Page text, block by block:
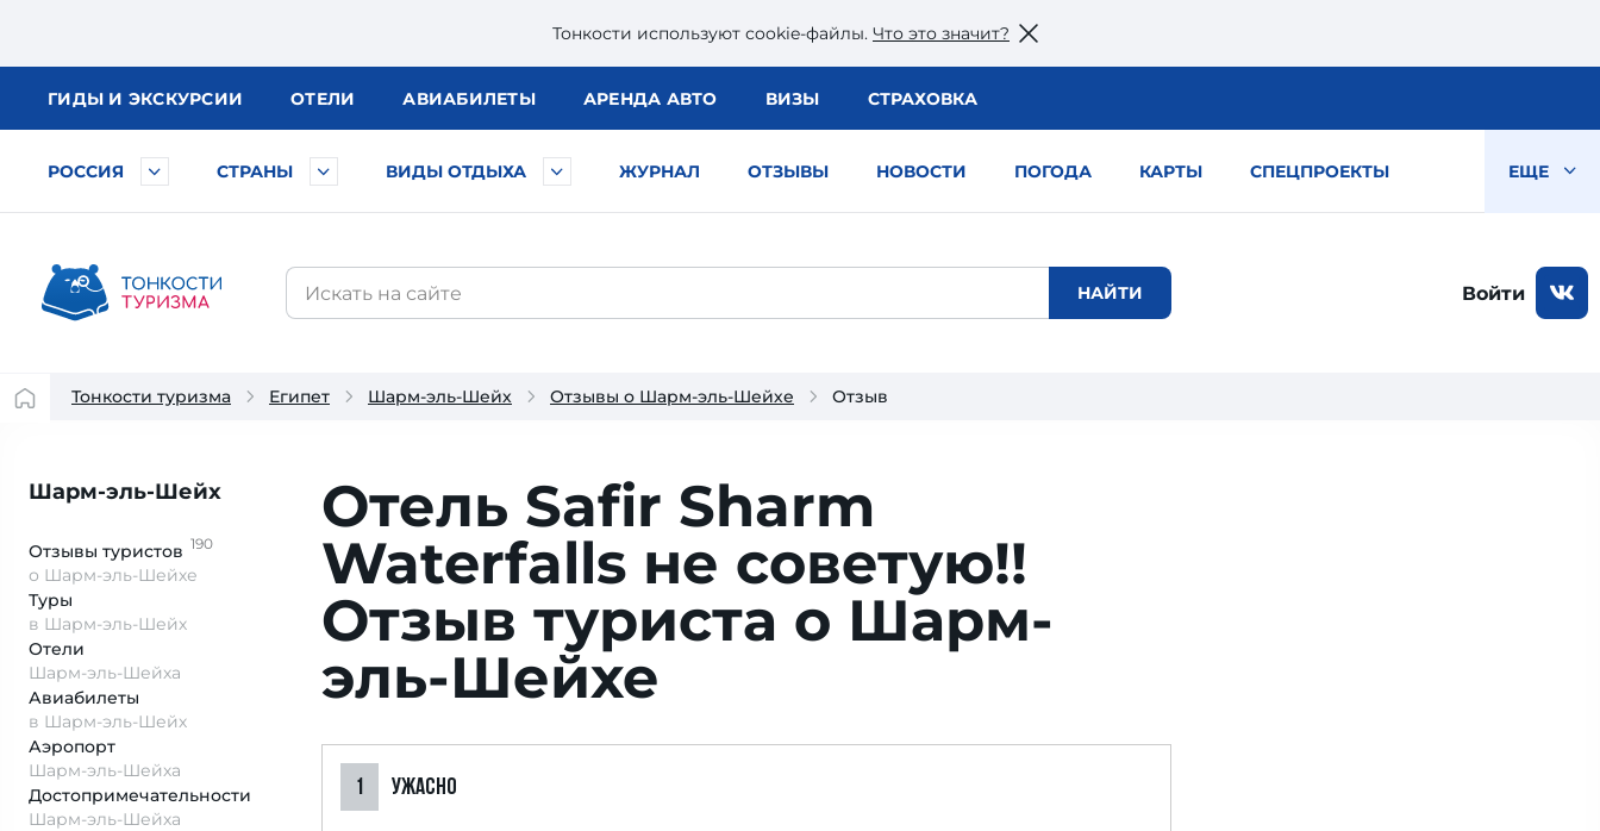
Тонкости используют сookie-файлы. Что это значит?
ГИДЫ И ЭКСКУРСИИ ОТЕЛИ АВИАБИЛЕТЫ АРЕНДА АВТО ВИЗЫ СТРАХОВКА
РОССИЯ СТРАНЫ ВИДЫ ОТДЫХА ЖУРНАЛ ОТЗЫВЫ НОВОСТИ ПОГОДА КАРТЫ СПЕЦПРОЕКТЫ ЕЩЕ
Войти
Тонкости туризма Египет Шарм-эль-Шейх Отзывы о Шарм-эль-Шейхе Отзыв
Шарм-эль-Шейх
Отзывы туристов 190
о Шарм-эль-Шейхе
Туры
в Шарм-эль-Шейх
Отели
Шарм-эль-Шейха
Авиабилеты
в Шарм-эль-Шейх
Аэропорт
Шарм-эль-Шейха
Достопримеча­тельности
Шарм-эль-Шейха
Отель Safir Sharm
Waterfalls не советую!!
Отзыв туриста о Шарм-
эль-Шейхе
1 УЖАСНО